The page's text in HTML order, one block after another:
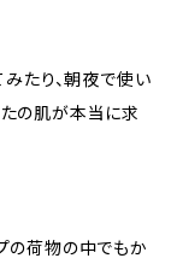
たり、朝夜で使い
の肌が本当に求
の荷物の中でもか